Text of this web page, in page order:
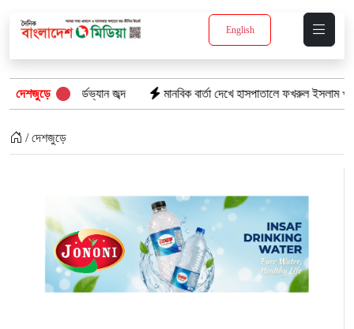
English
দেশজুড়ে
জব্দ মানবিক বার্তা দেখে হাসপাতালে ফখরুল ইসলাম খান সিআইপি
/ দেশজুড়ে